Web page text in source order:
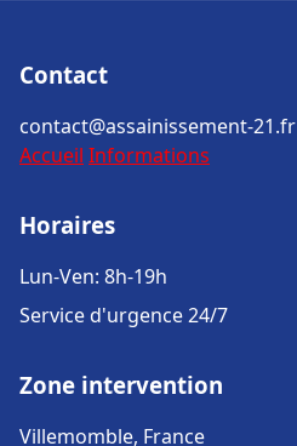
Contact
contact@assainissement-21.fr
Accueil Informations
Horaires
Lun-Ven: 8h-19h
Service d'urgence 24/7
Zone intervention
Villemomble, France